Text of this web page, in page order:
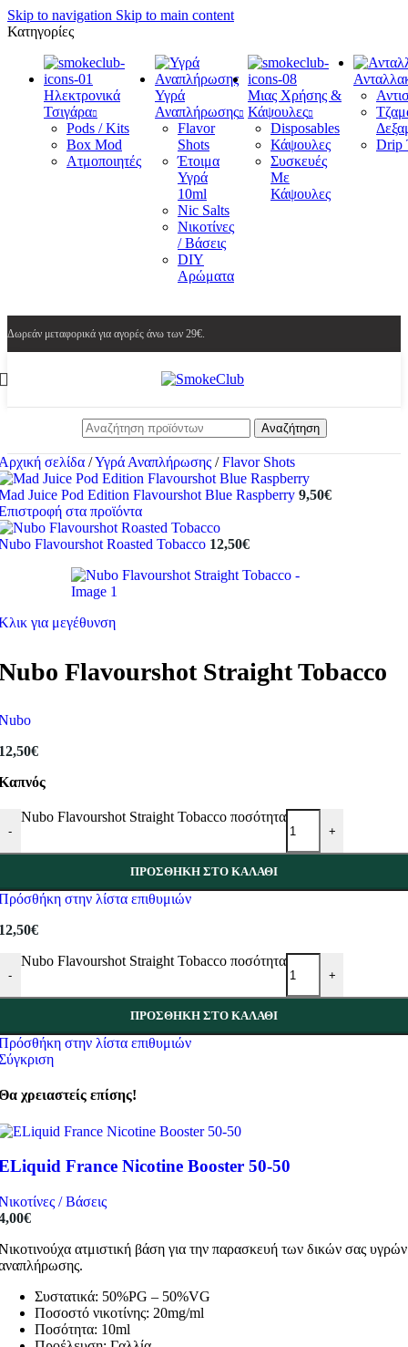
Skip to navigation Skip to main content
Κατηγορίες
Ηλεκτρονικά
Τσιγάρα
Pods / Kits
Box Mod
Ατμοποιητές
Υγρά
Αναπλήρωσης
Flavor
Shots
Έτοιμα
Υγρά
10ml
Nic Salts
Νικοτίνες
/ Βάσεις
DIY
Αρώματα
Μιας Χρήσης &
Κάψουλες
Disposables
Κάψουλες
Συσκευές
Με
Κάψουλες
Drip
Δωρεάν μεταφορικά για αγορές άνω των 29€.
Αναζήτηση
σελίδα /Υγρά Αναπλήρωσης / Flavor Shots
Juice Pod Edition Flavourshot Blue Raspberry 9,50€
στα προϊόντα
Flavourshot Roasted Tobacco 12,50€
για μεγέθυνση
Flavourshot Straight Tobacco
€
-
Nubo Flavourshot Straight Tobacco ποσότητα
+
ΠΡΟΣΘΉΚΗ ΣΤΟ ΚΑΛΆΘΙ
στην λίστα επιθυμιών
€
-
Nubo Flavourshot Straight Tobacco ποσότητα
+
ΠΡΟΣΘΉΚΗ ΣΤΟ ΚΑΛΆΘΙ
στην λίστα επιθυμιών
χρειαστείς επίσης!
France Nicotine Booster 50-50
/ Βάσεις
€
ατμιστική βάση για την παρασκευή των δικών σας υγρών
Συστατικά: 50%PG – 50%VG
Ποσοστό νικοτίνης: 20mg/ml
Ποσότητα: 10ml